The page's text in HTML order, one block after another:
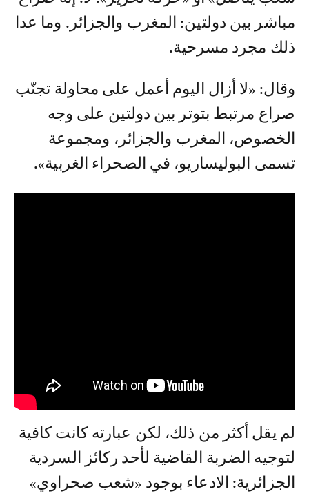
مباشر بين دولتين: المغرب والجزائر. وما عدا
ذلك مجرد مسرحية.
وقال: «لا أزال اليوم أعمل على محاولة تجنّب
صراع مرتبط بتوتر بين دولتين على وجه
الخصوص، المغرب والجزائر، ومجموعة
تسمى البوليساريو، في الصحراء الغربية».
لم يقل أكثر من ذلك، لكن عبارته كانت كافية
لتوجيه الضربة القاضية لأحد ركائز السردية
الجزائرية: الادعاء بوجود «شعب صحراوي»